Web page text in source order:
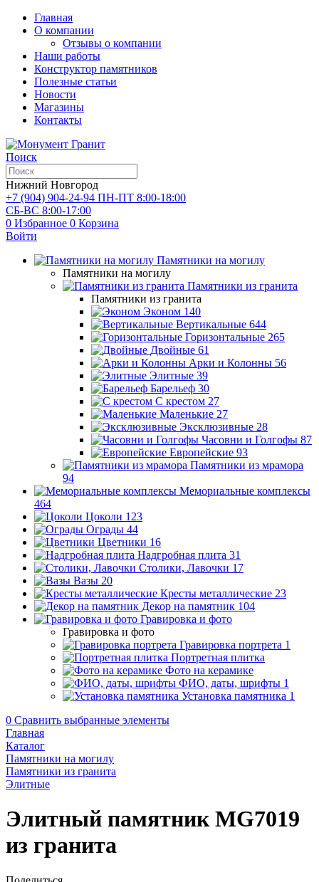
Главная
О компании
Отзывы о компании
Наши работы
Конструктор памятников
Полезные статьи
Новости
Магазины
Контакты
Поиск
Нижний Новгород
+7 (904) 904-24-94 ПН-ПТ 8:00-18:00
СБ-ВС 8:00-17:00
0 Избранное 0 Корзина
Войти
Памятники на могилу
Памятники на могилу
Памятники из гранита
Памятники из гранита
Эконом 140
Вертикальные 644
Горизонтальные 265
Двойные 61
Арки и Колонны 56
Элитные 39
Барельеф 30
С крестом 27
Маленькие 27
Эксклюзивные 28
Часовни и Голгофы 87
Европейские 93
Памятники из мрамора
94
Мемориальные комплексы
464
Цоколи 123
Ограды 44
Цветники 16
Надгробная плита 31
Столики, Лавочки 17
Вазы 20
Кресты металлические 23
Декор на памятник 104
Гравировка и фото
Гравировка и фото
Гравировка портрета 1
Портретная плитка
Фото на керамике
ФИО, даты, шрифты 1
Установка памятника 1
0 Сравнить выбранные элементы
Главная
Каталог
Памятники на могилу
Памятники из гранита
Элитные
Элитный памятник MG7019
из гранита